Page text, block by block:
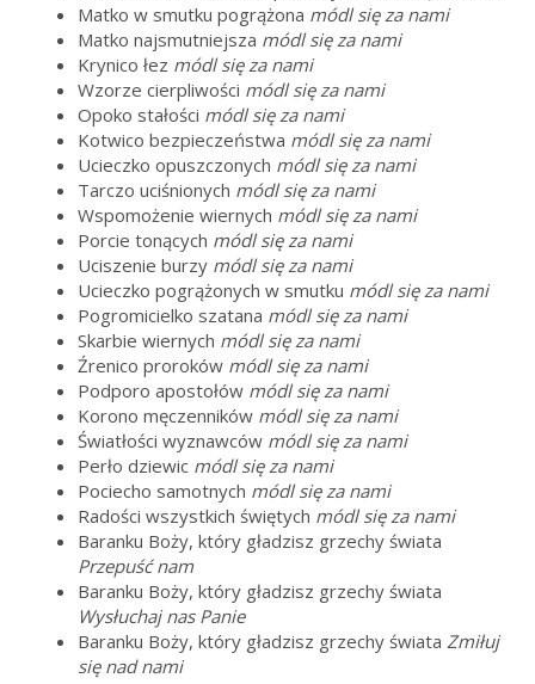
Matko w smutku pogrążona módl się za nami
Matko najsmutniejsza módl się za nami
Krynico łez módl się za nami
Wzorze cierpliwości módl się za nami
Opoko stałości módl się za nami
Kotwico bezpieczeństwa módl się za nami
Ucieczko opuszczonych módl się za nami
Tarczo uciśnionych módl się za nami
Wspomożenie wiernych módl się za nami
Porcie tonących módl się za nami
Uciszenie burzy módl się za nami
Ucieczko pogrążonych w smutku módl się za nami
Pogromicielko szatana módl się za nami
Skarbie wiernych módl się za nami
Źrenico proroków módl się za nami
Podporo apostołów módl się za nami
Korono męczenników módl się za nami
Światłości wyznawców módl się za nami
Perło dziewic módl się za nami
Pociecho samotnych módl się za nami
Radości wszystkich świętych módl się za nami
Baranku Boży, który gładzisz grzechy świata
Przepuść nam
Baranku Boży, który gładzisz grzechy świata
Wysłuchaj nas Panie
Baranku Boży, który gładzisz grzechy świata Zmiłuj
się nad nami